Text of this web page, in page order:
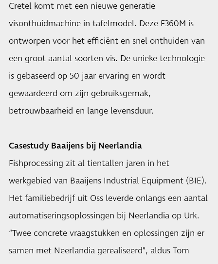
Cretel komt met een nieuwe generatie
visonthuidmachine in tafelmodel. Deze F360M is
ontworpen voor het efficiënt en snel onthuiden van
een groot aantal soorten vis. De unieke technologie
is gebaseerd op 50 jaar ervaring en wordt
gewaardeerd om zijn gebruiksgemak,
betrouwbaarheid en lange levensduur.
Casestudy Baaijens bij Neerlandia
Fishprocessing zit al tientallen jaren in het
werkgebied van Baaijens Industrial Equipment (BIE).
Het familiebedrijf uit Oss leverde onlangs een aantal
automatiseringsoplossingen bij Neerlandia op Urk.
“Twee concrete vraagstukken en oplossingen zijn er
samen met Neerlandia gerealiseerd”, aldus Tom